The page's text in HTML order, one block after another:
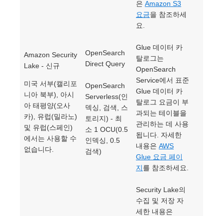
Amazon Security
Lake - 신규
미국 서부(캘리포
니아 북부), 아시
아 태평양(오사
카), 유럽(밀라노)
및 유럽(스페인)
에서는 사용할 수
없습니다.
OpenSearch
Direct Query
OpenSearch
Serverless(인
덱싱, 검색, 스
토리지) - 최
소 1 OCU(0.5
인덱싱, 0.5
검색)
은 Amazon S3
요금을 참조하세
요.
Glue 데이터 카
탈로그는
OpenSearch
Service에서 표준
Glue 데이터 카
탈로그 요금이 부
과되는 테이블을
관리하는 데 사용
됩니다. 자세한
내용은 AWS
Glue 요금 페이
지를 참조하세요.
Security Lake의
수집 및 저장 자
세한 내용은